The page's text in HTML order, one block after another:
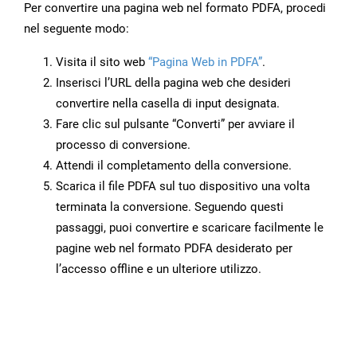
Per convertire una pagina web nel formato PDFA, procedi
nel seguente modo:
Visita il sito web “Pagina Web in PDFA”.
Inserisci l’URL della pagina web che desideri
convertire nella casella di input designata.
Fare clic sul pulsante “Converti” per avviare il
processo di conversione.
Attendi il completamento della conversione.
Scarica il file PDFA sul tuo dispositivo una volta
terminata la conversione. Seguendo questi
passaggi, puoi convertire e scaricare facilmente le
pagine web nel formato PDFA desiderato per
l’accesso offline e un ulteriore utilizzo.